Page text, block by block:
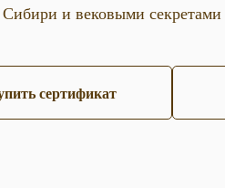
и вековыми
сертификат